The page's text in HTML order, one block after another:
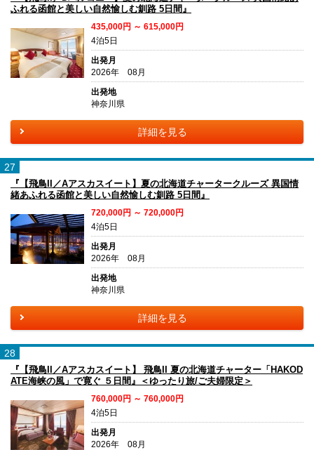
ふれる函館と美しい自然愉しむ釧路 5日間』
435,000円 ～ 615,000円
4泊5日
出発月
2026年 08月
出発地
神奈川県
詳細を見る
27
『【飛鳥II／Aアスカスイート】夏の北海道チャータークルーズ 異国情
緒あふれる函館と美しい自然愉しむ釧路 5日間』
720,000円 ～ 720,000円
4泊5日
出発月
2026年 08月
出発地
神奈川県
詳細を見る
28
『【飛鳥II／Aアスカスイート】 飛鳥II 夏の北海道チャーター「HAKOD
ATE海峡の風」で寛ぐ ５日間』＜ゆったり旅/ご夫婦限定＞
760,000円 ～ 760,000円
4泊5日
出発月
2026年 08月